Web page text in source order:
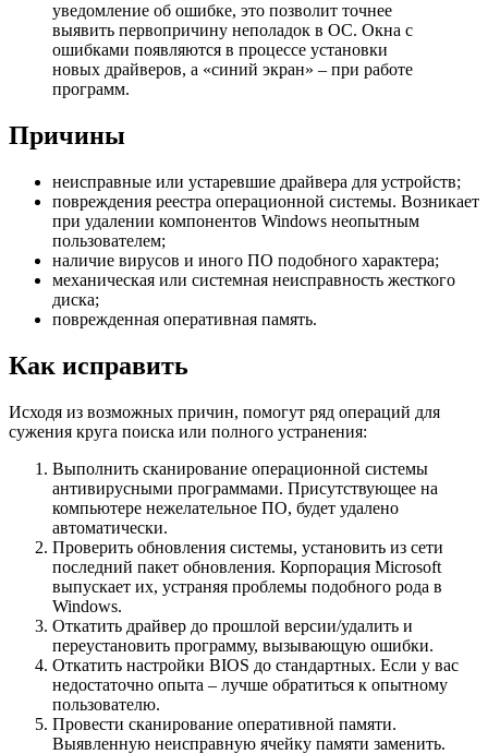
уведомление об ошибке, это позволит точнее
выявить первопричину неполадок в ОС. Окна с
ошибками появляются в процессе установки
новых драйверов, а «синий экран» – при работе
программ.
Причины
неисправные или устаревшие драйвера для устройств;
повреждения реестра операционной системы. Возникает
при удалении компонентов Windows неопытным
пользователем;
наличие вирусов и иного ПО подобного характера;
механическая или системная неисправность жесткого
диска;
поврежденная оперативная память.
Как исправить
Исходя из возможных причин, помогут ряд операций для
сужения круга поиска или полного устранения:
Выполнить сканирование операционной системы
антивирусными программами. Присутствующее на
компьютере нежелательное ПО, будет удалено
автоматически.
Проверить обновления системы, установить из сети
последний пакет обновления. Корпорация Microsoft
выпускает их, устраняя проблемы подобного рода в
Windows.
Откатить драйвер до прошлой версии/удалить и
переустановить программу, вызывающую ошибки.
Откатить настройки BIOS до стандартных. Если у вас
недостаточно опыта – лучше обратиться к опытному
пользователю.
Провести сканирование оперативной памяти.
Выявленную неисправную ячейку памяти заменить.